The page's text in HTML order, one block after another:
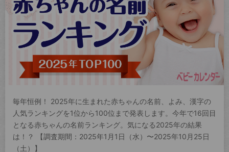
毎年恒例！ 2025年に生まれた赤ちゃんの名前、よみ、漢字の
人気ランキングを1位から100位まで発表します。今年で16回目
となる赤ちゃんの名前ランキング。気になる2025年の結果
は！？ 【調査期間：2025年1月1日（水）〜2025年10月25日
（土）】